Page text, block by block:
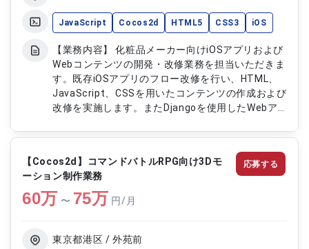
JavaScript Cocos2d HTML5 CSS3 iOS
【業務内容】 化粧品メーカー向けiOSアプリおよび
Webコンテンツの開発・改修業務を担当いただきま
す。既存iOSアプリのフロー改修を行い、HTML、
JavaScript、CSSを用いたコンテンツの作成および
改修を実施します。またDjangoを使用したWebア
域にまたがる開発対応を行います。 【作業内容】
・iOSアプリのフロー改修対応 ・HTML、
JavaScript、CSSによるコンテンツ作成および改修
・Djangoを用いたWebアプリケーション開発およ
び改修 ・既存コンテンツの改善および修正対応 ・
コンテンツ作成業務対応
【Cocos2d】コマンドバトルRPG向け3Dモ
ーション制作業務
60万 〜 75万 円/月
東京都港区 / 外苑前
応募する